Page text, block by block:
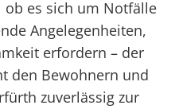
ob es sich um Notfälle
Angelegenheiten,
erfordern – der
den Bewohnern und
zuverlässig zur